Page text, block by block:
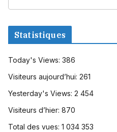
Statistiques
Today's Views: 386
Visiteurs aujourd’hui: 261
Yesterday's Views: 2 454
Visiteurs d’hier: 870
Total des vues: 1 034 353